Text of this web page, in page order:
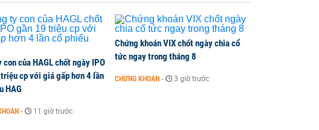
con của HAGL chốt ngày IPO
cp với giá gấp hơn 4 lần
HAG
- 11 giờ trước
Chứng khoán VIX chốt ngày chia cổ
tức ngay trong tháng 8
CHỨNG KHOÁN - 3 giờ trước